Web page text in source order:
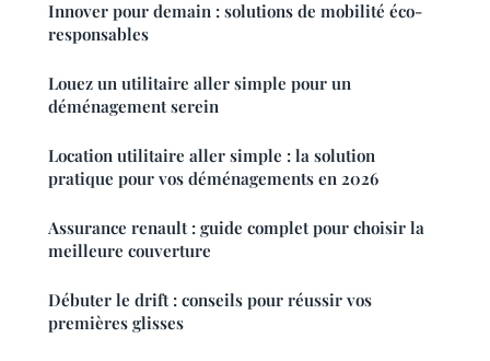
Innover pour demain : solutions de mobilité éco-
responsables
Louez un utilitaire aller simple pour un
déménagement serein
Location utilitaire aller simple : la solution
pratique pour vos déménagements en 2026
Assurance renault : guide complet pour choisir la
meilleure couverture
Débuter le drift : conseils pour réussir vos
premières glisses